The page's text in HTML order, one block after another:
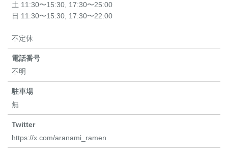
土 11:30〜15:30, 17:30〜25:00
日 11:30〜15:30, 17:30〜22:00
不定休
電話番号
不明
駐車場
無
Twitter
https://x.com/aranami_ramen